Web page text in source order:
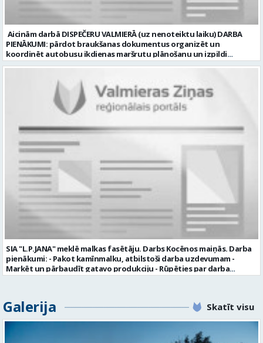
Aicinām darbā DISPEČERU VALMIERĀ (uz nenoteiktu laiku) DARBA
PIENĀKUMI: pārdot braukšanas dokumentus organizēt un
koordinēt autobusu ikdienas maršrutu plānošanu un izpildi
nodrošināt autobusu vadītāju dienas darba uzdevumu
profesionālā izglītība augsta atbildības sajūta, precizitāte un labas
komunikācijas spējas labas iemaņas darbā ar datoru un
elektronisko kases aparātu UZŅĒMUMS PIEDĀVĀ: darbu stabilā
uzņēmumā darba laiku: maiņu grafiks (1. dežūra no plkst. 05.20 līdz
plkst. 16.20 un 2.dežūra no plkst. 12.50-21.00) darba samaksu sākot no
1100 līdz 1250 EUR (pirms nodokļu nomaksas) pilnas sociālās
garantijas veselības apdrošināšanas iespējas dinamisku un
profesionālu darba vidi apmācību pirms darba pienākumu
uzsākšanas CV ar norādi vakancei „dispečers Valmierā” iesniegt līdz
2026. gada 21. augustam (ieskaitot): sūtot elektroniski uz info@vtu-
valmiera.lv personīgi SIA „VTU Valmiera”, Reģ.nr. 40003004220,
„Brandeļi”, Brandeļi, Kocēnu pagasts, Valmieras novads, personāla
daļā darba dienās no plkst. 13:00 līdz 16:00. 2 nedēļu laikā pēc
konkursa termiņa beigām sazināsimies ar pretendentiem, kuri tiks
aicināti uz tikšanos klātienē. Informācijai: 29231565 * Iesniegtos
personas datus SIA “VTU VALMIERA” izmantos, lai konkursa kārtībā
noteiktu vakancei atbilstošāko kandidātu. Ja kandidāts vēlas, lai
viņa personas dati tiktu saglabāti SIA “VTU VALMIERA” iekšējā datu
bāzē ar mērķi tos apstrādāt citos SIA “VTU VALMIERA” personāla
atlases konkursos, tad pieteikumā vakancei lūdzam kandidātam
Valmiera, Valmieras nov. Darba laika veids: Summētais darba laiks
Darba veids: Darbinieka amats uz nenoteiktu laiku Slodze: Viena
vesela slodze Darbības joma: Pakalpojumi Pieteikto vietu skaits: 1
Līgums: Darbinieka amats uz nenoteiktu laiku Aktuāla līdz: 2026-08-
SIA "L.P.JANA" meklē malkas fasētāju. Darbs Kocēnos maiņās. Darba
pienākumi: - Pakot kamīnmalku, atbilstoši darba uzdevumam -
Marķēt un pārbaudīt gatavo produkciju - Rūpēties par darba
padarītā) - Vienmēr laikā izmaksātu algu - Profesionālus un
atbalstošus kolēģus Lūgums CV sūtīt uz e- pastu:
SAIŅOŠANAS OPERATORS Algas izmaksas veids: Laika darba alga
Galerija Skatīt visu